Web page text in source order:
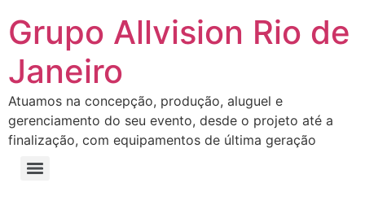
Grupo Allvision Rio de
Janeiro
Atuamos na concepção, produção, aluguel e
gerenciamento do seu evento, desde o projeto até a
finalização, com equipamentos de última geração